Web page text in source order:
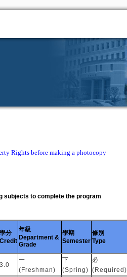
Rights before making a photocopy
subjects to complete the program
學分
Credit
年級
Department &
Grade
學期
Semester
修別
Type
3.0
一
(Freshman)
下
(Spring)
必
(Required)